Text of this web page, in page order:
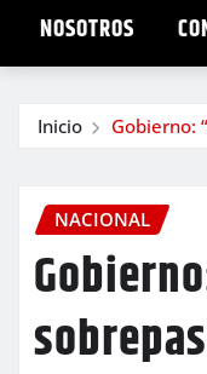
NOSOTROS
Inicio Gobierno:
NACIONAL